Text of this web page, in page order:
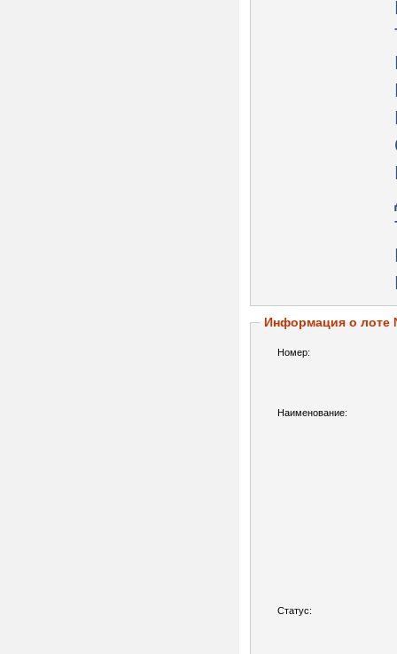
Информация о лоте
Номер:
Наименование:
Статус: